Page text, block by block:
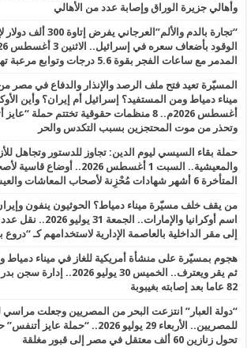
وأهالي جزيرة الوراق وإصابة عدد من الأهالي
“تجارة بالدم
المدمر مع ساعات الفجر بقوة 5.6 درجات وتوابع مرعبة تهز المحافظات
وتحذر من موت المحتجزين بسبب التكدس والحر
حملة بقاء السيسي ليوم الدين: تجاوز للدستور وتجاهل
والمعيشية.. السبت 1 أغسطس 2026..
المتأخرة 6 أشهر شهادات مُحْزِنة لأصحاب المعاشات والعيش على الكفاف
من يقف خلف مسيّرة ميناء دمياط؟ الحوثيون ينفون
اسم أوكرانيا
إلى مقر الداخلية بالعاصمة الإدارية لاستخدامهم كـ
هجوم بمسيّرة على منشأة أمريكية للغاز في ميناء دمياط
ثم يقر ويعترف.. الخميس 30
82 عاما بعد إصابته بغيبوبة
“دولة العبار” انتزعت البحر من المصريين وجعلت مراسي
تحول زنازين 60 ألف معتقل في مصر إلى قبور مغلقة